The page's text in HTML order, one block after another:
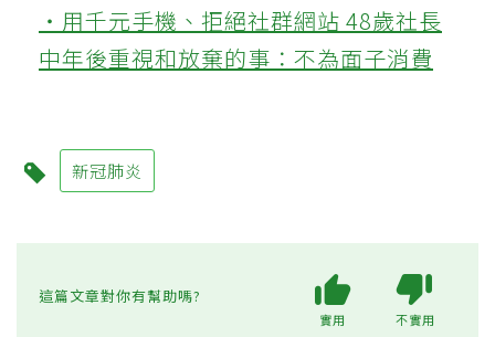
‧用千元手機、拒絕社群網站 48歲社長
中年後重視和放棄的事：不為面子消費
新冠肺炎
這篇文章對你有幫助嗎?
實用 不實用